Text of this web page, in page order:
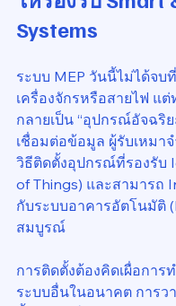
Systems
ระบบ MEP วันนี้ไม่ได้จบ
เครื่องจักรหรือสายไฟ แ
กลายเป็น “อุปกรณ์อัจฉริ
เชื่อมต่อข้อมูล ผู้รับเหมาจ
วิธีติดตั้งอุปกรณ์ที่รองรับ
of Things) และสามารถ
กับระบบอาคารอัตโนมัติ
สมบูรณ์
การติดตั้งต้องคิดเผื่อการ
ระบบอื่นในอนาคต การว